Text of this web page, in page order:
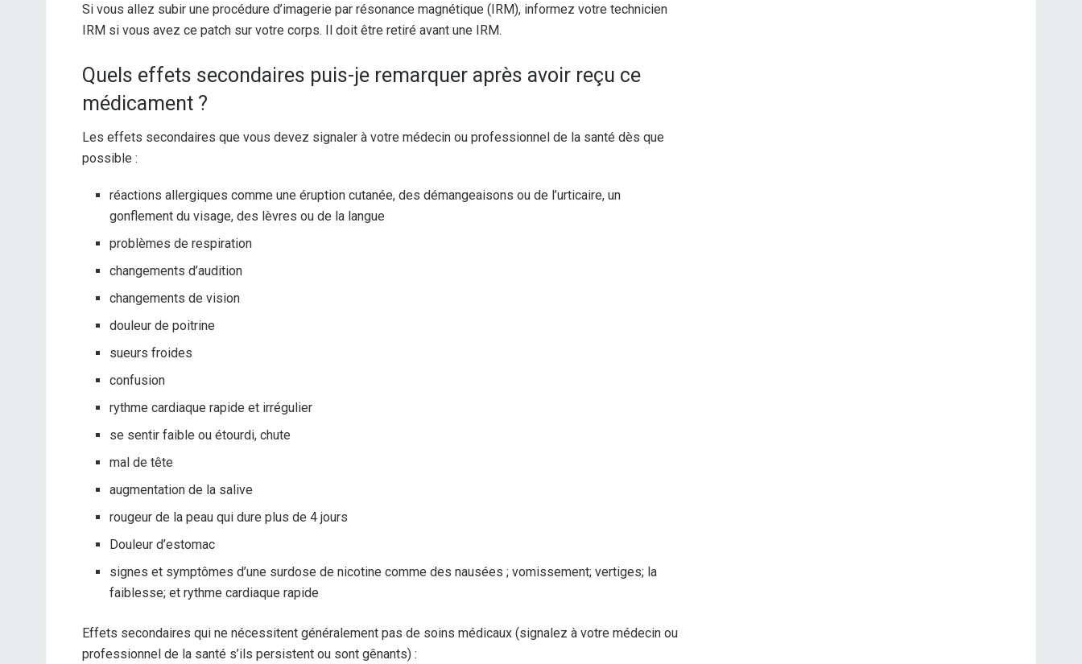
Si vous allez subir une procédure d’imagerie par résonance magnétique (IRM), informez votre technicien
IRM si vous avez ce patch sur votre corps. Il doit être retiré avant une IRM.
Quels effets secondaires puis-je remarquer après avoir reçu ce
médicament ?
Les effets secondaires que vous devez signaler à votre médecin ou professionnel de la santé dès que
possible :
réactions allergiques comme une éruption cutanée, des démangeaisons ou de l’urticaire, un
gonflement du visage, des lèvres ou de la langue
problèmes de respiration
changements d’audition
changements de vision
douleur de poitrine
sueurs froides
confusion
rythme cardiaque rapide et irrégulier
se sentir faible ou étourdi, chute
mal de tête
augmentation de la salive
rougeur de la peau qui dure plus de 4 jours
Douleur d’estomac
signes et symptômes d’une surdose de nicotine comme des nausées ; vomissement; vertiges; la
faiblesse; et rythme cardiaque rapide
Effets secondaires qui ne nécessitent généralement pas de soins médicaux (signalez à votre médecin ou
professionnel de la santé s’ils persistent ou sont gênants) :